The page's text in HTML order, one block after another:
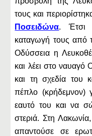
τους και
Ποσειδώνα. Έτσι
καταγωγή τους από
Οδύσσεια η
και λέει στο
και τη σχεδία του
πέπλο (κρήδεμνον)
εαυτό του και να
στεριά. Στη
απαντούσε σε